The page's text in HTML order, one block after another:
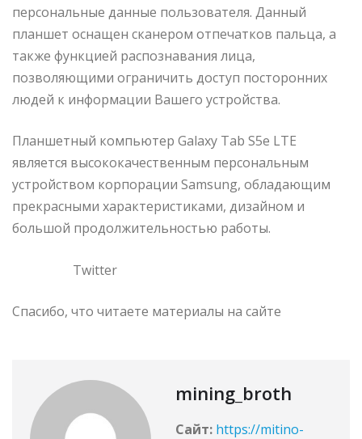
персональные данные пользователя. Данный
планшет оснащен сканером отпечатков пальца, а
также функцией распознавания лица,
позволяющими ограничить доступ посторонних
людей к информации Вашего устройства.
Планшетный компьютер Galaxy Tab S5e LTE
является высококачественным персональным
устройством корпорации Samsung, обладающим
прекрасными характеристиками, дизайном и
большой продолжительностью работы.
Twitter
Спасибо, что читаете материалы на сайте
mining_broth
Сайт: https://mitino-